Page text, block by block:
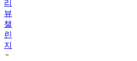
챌
린
지
04
소